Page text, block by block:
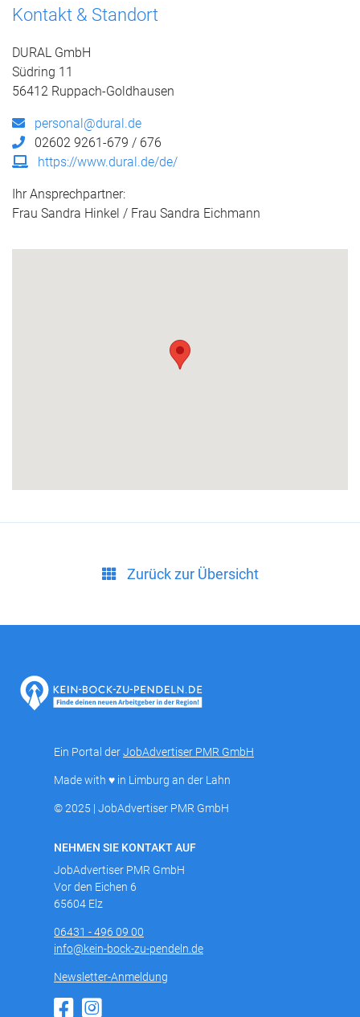
Kontakt & Standort
DURAL GmbH
Südring 11
56412 Ruppach-Goldhausen
personal@dural.de
02602 9261-679 / 676
https://www.dural.de/de/
Ihr Ansprechpartner:
Frau Sandra Hinkel / Frau Sandra Eichmann
Zurück zur Übersicht
Ein Portal derJobAdvertiser PMR GmbH
Made with ♥ in Limburg an der Lahn
© 2025 | JobAdvertiser PMR GmbH
NEHMEN SIE KONTAKT AUF
JobAdvertiser PMR GmbH
Vor den Eichen 6
65604 Elz
06431 - 496 09 00
info@kein-bock-zu-pendeln.de
Newsletter-Anmeldung